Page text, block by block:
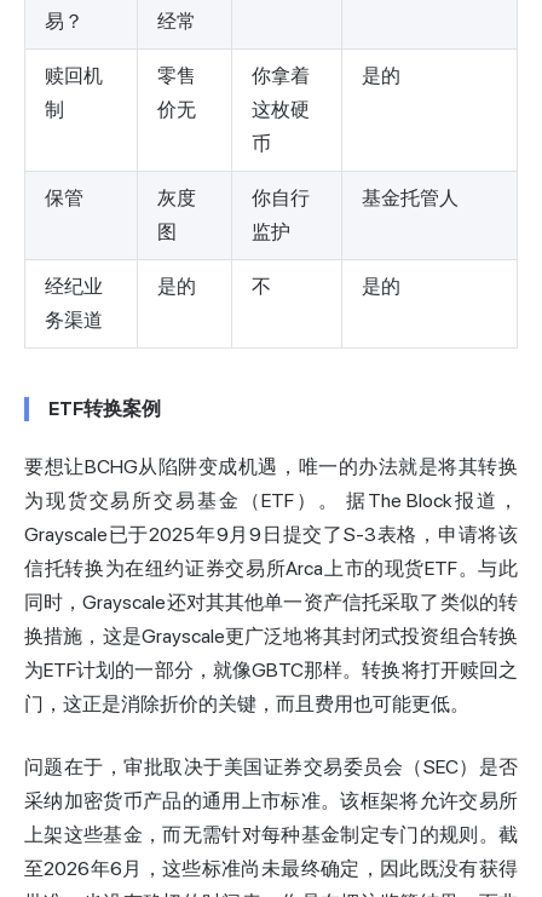
易？ 经常
赎回机
制
零售
价无
你拿着
这枚硬
币
是的
保管
灰度
图
你自行
监护
基金托管人
经纪业
务渠道
是的 不 是的
ETF转换案例
要想让BCHG从陷阱变成机遇，唯一的办法就是将其转换
为现货交易所交易基金（ETF）。 据The Block报道，
Grayscale已于2025年9月9日提交了S-3表格，申请将该
信托转换为在纽约证券交易所Arca上市的现货ETF。与此
同时，Grayscale还对其其他单一资产信托采取了类似的转
换措施，这是Grayscale更广泛地将其封闭式投资组合转换
为ETF计划的一部分，就像GBTC那样。转换将打开赎回之
门，这正是消除折价的关键，而且费用也可能更低。
问题在于，审批取决于美国证券交易委员会（SEC）是否
采纳加密货币产品的通用上市标准。该框架将允许交易所
上架这些基金，而无需针对每种基金制定专门的规则。截
至2026年6月，这些标准尚未最终确定，因此既没有获得